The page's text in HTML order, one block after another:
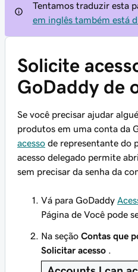
Tentamos traduzir esta
em inglês também está
Solicite
GoDaddy de
Se você precisar ajudar
produtos em uma conta da
acesso de representante do
acesso delegado permite
sem precisar da senha da
Vá para GoDaddy
Página de Você pode
Na seção Contas que
Solicitar acesso